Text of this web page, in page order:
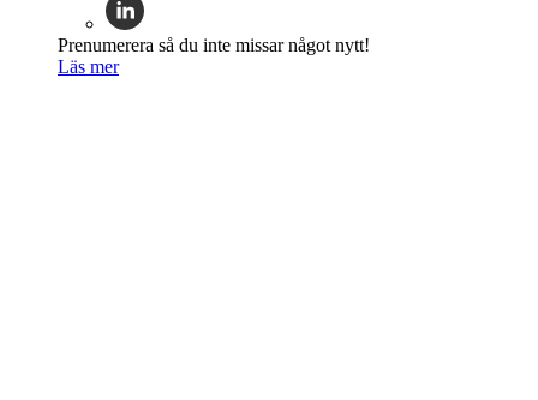
Prenumerera så du inte missar något nytt!
Läs mer